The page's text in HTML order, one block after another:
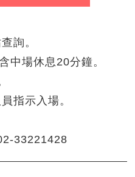
詢。
中場休息20分鐘。
指示入場。
33221428